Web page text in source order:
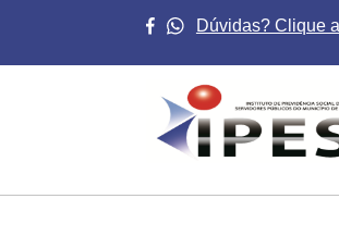
Dúvidas? Clique